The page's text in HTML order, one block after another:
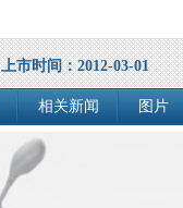
上市时间：2012-03-01
相关新闻 图片